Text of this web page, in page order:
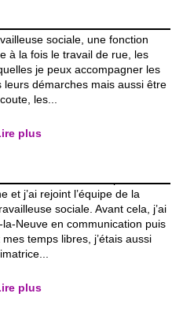
sociale, une fonction
à la fois le travail de rue, les
je peux accompagner les
démarches mais aussi être
les...
plus
optionnel »
et j’ai rejoint l’équipe de la
sociale. Avant cela, j’ai
Neuve en communication puis
temps libres, j’étais aussi
plus?